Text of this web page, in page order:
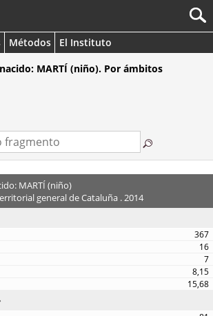
Métodos
El Instituto
MARTÍ (niño). Por ámbitos
MARTÍ (niño)
general de Cataluña . 2014
367
16
7
8,15
15,68